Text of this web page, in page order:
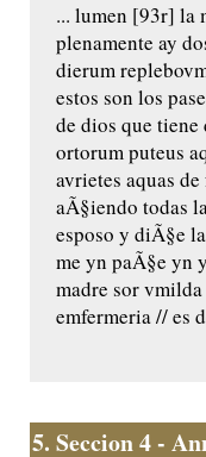
... lumen [93r] la
plenamente ay
dierum
estos son los
de dios que tiene
ortorum puteus
avrietes aquas
aÃ§iendo todas
esposo y diÃ§e
me yn paÃ§e yn
madre sor
emfermeria // es
5. Seccion 4 -